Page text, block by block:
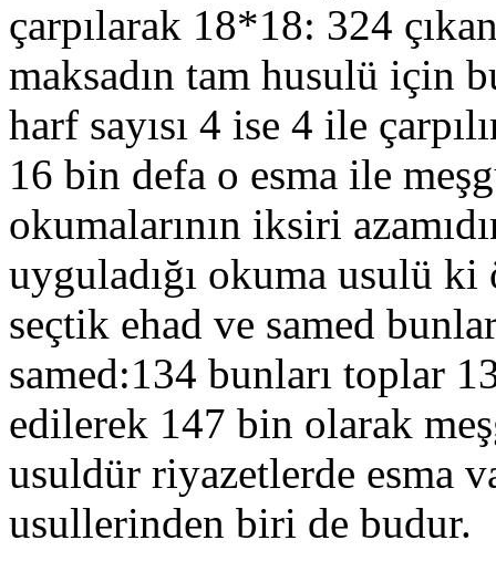
çarpılarak 18*18: 324
maksadın tam husulü için
harf sayısı 4 ise 4 ile
16 bin defa o esma ile
okumalarının iksiri
uyguladığı okuma usulü
seçtik ehad ve samed
samed:134 bunları toplar
edilerek 147 bin olarak
usuldür riyazetlerde esma
usullerinden biri de budur.